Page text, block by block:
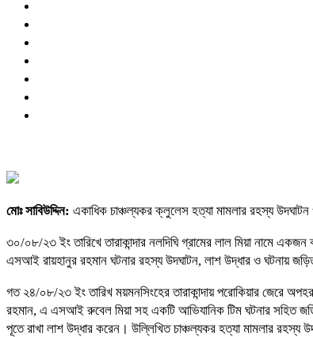
মোঃ সাবিউদ্দিন: একাধিক চাঞ্চল্যকর ক্লুলেস হত্যা মামলার রহস্য
৩০/০৮/২৩ ইং তারিখে তারাকান্দার নলদিঘি গ্রামের লাল মিয়া নামে
এসআই রায়হানুর রহমান ঘটনার রহস্য উদঘাটন, লাশ উদ্ধার ও ঘটনায়
গত ২৪/০৮/২৩ ইং তারিখ ময়মনসিংহের তারাকান্দায় পরোকিয়ার জেরে
রহমান, এ এসআই রুবেল মিয়া সহ একটি আভিযানিক টিম ঘটনার সহিত
পূতে রাখা লাশ উদ্ধার করেন। উল্লিখিত চাঞ্চল্যকর হত্যা মামলার